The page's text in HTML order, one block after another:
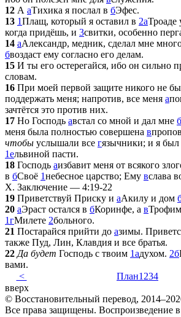
12 А аТихика я послал в бЭфес.
13 1Плащ, который я оставил в 2аТроаде
когда придёшь, и 3свитки, особенно
14 аАлександр, медник, сделал мне
бвоздаст ему согласно его делам.
15 И ты его остерегайся, ибо он сильно
словам.
16 При моей первой защите никого не
поддержать меня; напротив, все меня а
зачтётся это против них.
17 Но Господь австал со мной и дал мне б
меня была полностью совершена в
чтобы услышали все гязычники; и я был
1ельвиной пасти.
18 Господь аизбавит меня от всякого
в бСвоё 1небесное царство; Ему вслава
X. Заключение — 4:19-22
19 Приветствуй Приску и аАкилу и дом
20 аЭраст остался в бКоринфе, а в
1гМилете 2больного.
21 Постарайся прийти до азимы.
также Пуд, Лин, Клавдия и все братья.
22 Да будет Господь с твоим 1адухом. 2б
вами.
<
План1 234
вверх
© Восстановительный перевод,
Все права защищены. Воспроизведение